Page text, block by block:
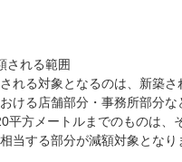
される範囲
れる対象となるのは、新築さ
ける店舗部分・事務所部分
平方メートルまでのものは、
当する部分が減額対象となり